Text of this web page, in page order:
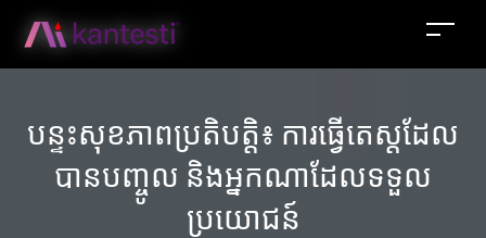
បន្ទះសុខភាពប្រតិបត្តិ៖ ការធ្វើតេស្តដែល
បានបញ្ចូល និងអ្នកណាដែលទទួល
ប្រយោជន៍